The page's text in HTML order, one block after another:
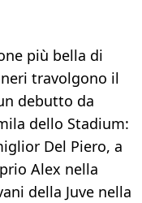
più bella di
travolgono il
debutto da
dello Stadium:
Del Piero, a
Alex nella
della Juve nella